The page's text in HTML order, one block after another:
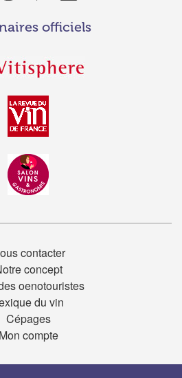
officiels
contacter
concept
oenotouristes
du vin
Cépages
Mon compte